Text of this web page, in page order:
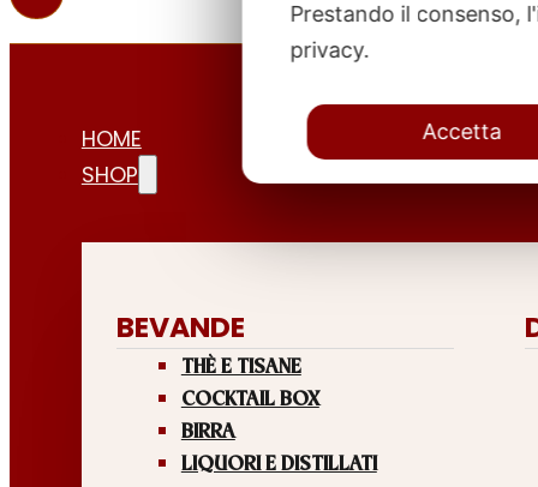
HOME
SHOP
BEVANDE
THÈ E TISANE
COCKTAIL BOX
BIRRA
LIQUORI E DISTILLATI
Prestando il consenso,
privacy.
Accetta